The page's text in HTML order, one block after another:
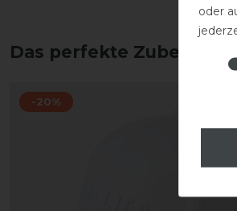
Das perfekte Zubehör
-20%
oder